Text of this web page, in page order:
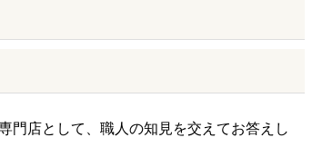
門店として、職人の知見を交えてお答えし